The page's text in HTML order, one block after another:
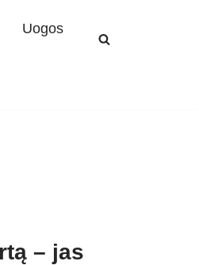
Uogos
– jas